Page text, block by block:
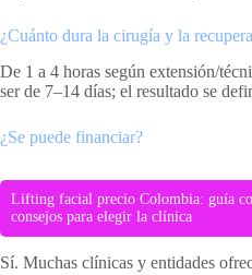
¿Cuánto dura la cirugía y la
De 1 a 4 horas según extensión/
ser de 7–14 días; el resultado se
¿Se puede financiar?
Lifting facial precio Colombia: guía
consejos para elegir la clínica
Sí. Muchas clínicas y entidades